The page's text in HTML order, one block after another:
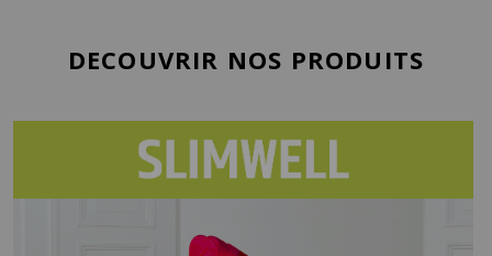
DECOUVRIR NOS PRODUITS